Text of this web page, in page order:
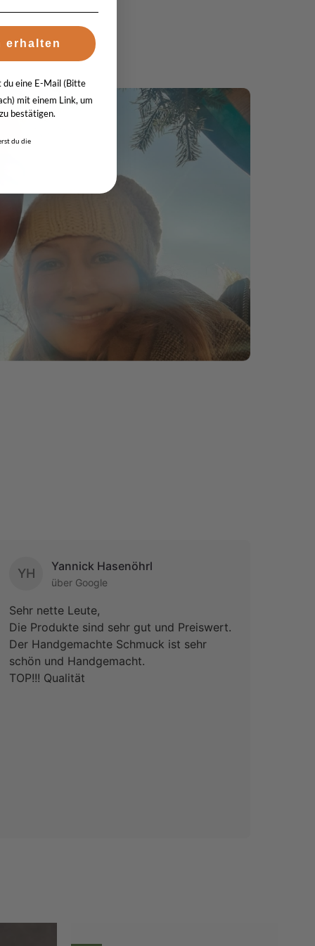
YH
Yannick Hasenöhrl
über Google
Sehr nette Leute,
Die Produkte sind sehr gut und Preiswert.
Der Handgemachte Schmuck ist sehr
schön und Handgemacht.
TOP!!! Qualität
erhalten
eine E-Mail (Bitte
mit einem Link, um
bestätigen.
du die